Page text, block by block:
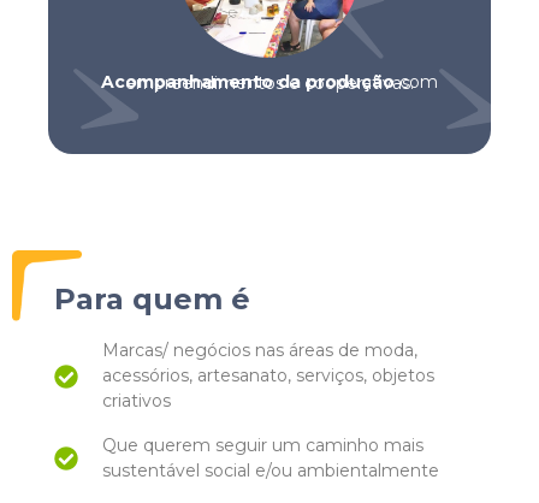
Acompanhamento da produção
com empreendimentos e cooperativas.
Para quem é
Marcas/ negócios nas áreas de moda,
acessórios, artesanato, serviços, objetos
criativos
Que querem seguir um caminho mais
sustentável social e/ou ambientalmente